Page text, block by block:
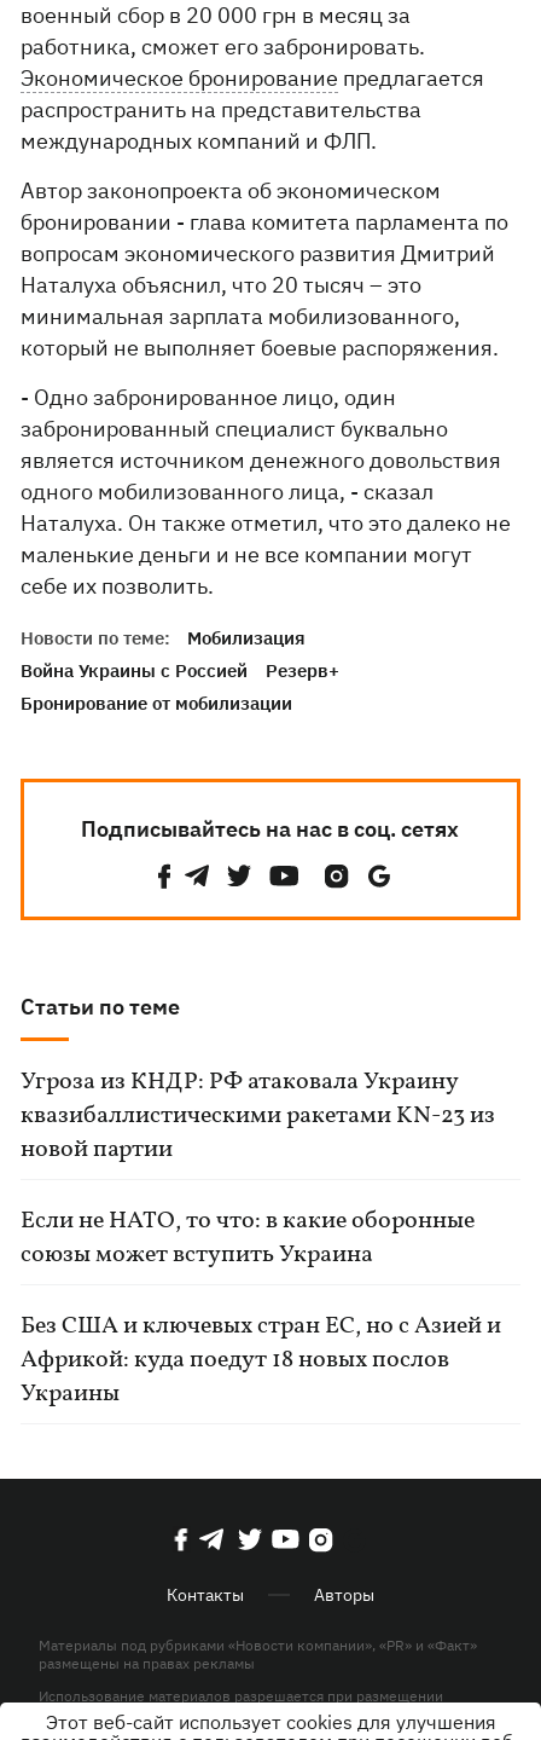
военный сбор в 20 000 грн в месяц за
работника, сможет его забронировать.
Экономическое бронирование предлагается
распространить на представительства
международных компаний и ФЛП.
Автор законопроекта об экономическом
бронировании - глава комитета парламента по
вопросам экономического развития Дмитрий
Наталуха объяснил, что 20 тысяч – это
минимальная зарплата мобилизованного,
который не выполняет боевые распоряжения.
- Одно забронированное лицо, один
забронированный специалист буквально
является источником денежного довольствия
одного мобилизованного лица, - сказал
Наталуха. Он также отметил, что это далеко не
маленькие деньги и не все компании могут
себе их позволить.
Новости по теме:
Мобилизация
Война Украины с Россией
Резерв+
Бронирование от мобилизации
Подписывайтесь на нас в соц. сетях
Статьи по теме
Угроза из КНДР: РФ атаковала Украину
квазибаллистическими ракетами KN-23 из
новой партии
Если не НАТО, то что: в какие оборонные
союзы может вступить Украина
Без США и ключевых стран ЕС, но с Азией и
Африкой: куда поедут 18 новых послов
Украины
Контакты Авторы
Материалы под рубриками «Новости компании», «PR» и «Факт»
размещены на правах рекламы
Использование материалов разрешается при размещении
активной гиперссылки на KP.UA в первом абзаце.
Этот веб-сайт использует cookies для улучшения